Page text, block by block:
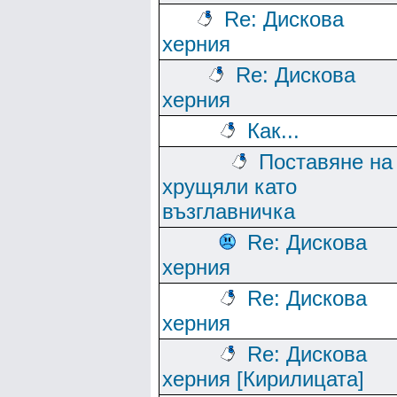
Re: Дискова
херния
Re: Дискова
херния
Как...
Поставяне на
хрущяли като
възглавничка
Re: Дискова
херния
Re: Дискова
херния
Re: Дискова
херния [Кирилицата]